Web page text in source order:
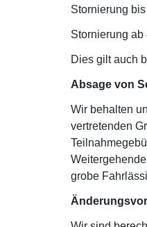
Stornierung
Stornierung ab
Dies gilt auch
Absage von
Wir behalten
vertretenden
grobe